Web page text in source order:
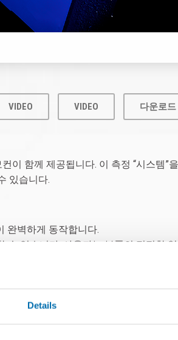
Details
VIDEO VIDEO 다운로드
함께 제공됩니다. 이 측정 “시스템
있습니다.
완벽하게 동작합니다.
있습니다. 사용자는 부품의 적절한
웹사이트처럼 볼 수 있으며, 측정값을